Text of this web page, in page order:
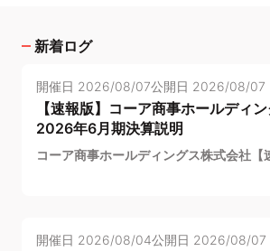
新着ログ
開催日 2026/08/07公開日 2026/08/07
【速報版】コーア商事ホールディ
2026年6月期決算説明
コーア商事ホールディングス株式会社【
開催日 2026/08/04公開日 2026/08/07